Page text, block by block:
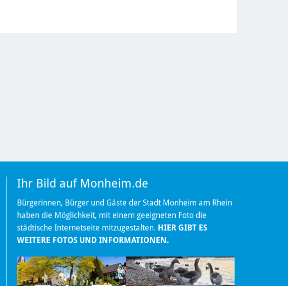
Ihr Bild auf Monheim.de
Bürgerinnen, Bürger und Gäste der Stadt Monheim am Rhein
haben die Möglichkeit, mit einem geeigneten Foto die
städtische Internetseite mitzugestalten. HIER GIBT ES
WEITERE FOTOS UND INFORMATIONEN.